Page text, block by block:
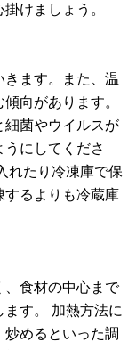
けましょう。
ます。また、温
向があります。
細菌やウイルスが
にしてくださ
れたり冷凍庫で保
するよりも冷蔵庫
、食材の中心まで
す。 加熱方法に
めるといった調